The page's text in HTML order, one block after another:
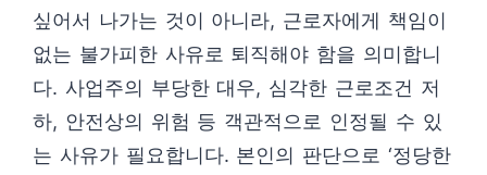
싶어서 나가는 것이 아니라, 근로자에게 책임이
없는 불가피한 사유로 퇴직해야 함을 의미합니
다. 사업주의 부당한 대우, 심각한 근로조건 저
하, 안전상의 위험 등 객관적으로 인정될 수 있
는 사유가 필요합니다. 본인의 판단으로 ‘정당한